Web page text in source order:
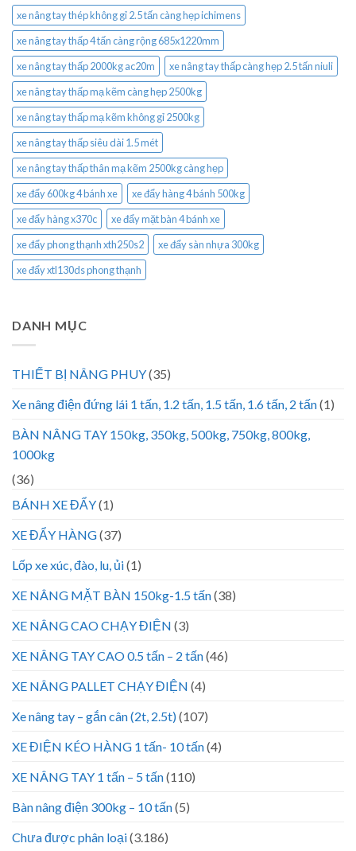
xe nâng tay thép không gỉ 2.5 tấn càng hẹp ichimens
xe nâng tay thấp 4 tấn càng rộng 685x1220mm
xe nâng tay thấp 2000kg ac20m
xe nâng tay thấp càng hẹp 2.5 tấn niuli
xe nâng tay thấp mạ kẽm càng hẹp 2500kg
xe nâng tay thấp mạ kẽm không gỉ 2500kg
xe nâng tay thấp siêu dài 1.5 mét
xe nâng tay thấp thân mạ kẽm 2500kg càng hẹp
xe đẩy 600kg 4 bánh xe
xe đẩy hàng 4 bánh 500kg
xe đẩy hàng x370c
xe đẩy mặt bàn 4 bánh xe
xe đẩy phong thạnh xth250s2
xe đẩy sàn nhựa 300kg
xe đẩy xtl130ds phong thạnh
DANH MỤC
THIẾT BỊ NÂNG PHUY(35)
Xe nâng điện đứng lái 1 tấn, 1.2 tấn, 1.5 tấn, 1.6 tấn, 2 tấn(1)
BÀN NÂNG TAY 150kg, 350kg, 500kg, 750kg, 800kg,
1000kg
(36)
BÁNH XE ĐẨY(1)
XE ĐẨY HÀNG(37)
Lốp xe xúc, đào, lu, ủi(1)
XE NÂNG MẶT BÀN 150kg-1.5 tấn(38)
XE NÂNG CAO CHẠY ĐIỆN (3)
XE NÂNG TAY CAO 0.5 tấn – 2 tấn(46)
XE NÂNG PALLET CHẠY ĐIỆN (4)
Xe nâng tay – gắn cân (2t, 2.5t)(107)
XE ĐIỆN KÉO HÀNG 1 tấn- 10 tấn(4)
XE NÂNG TAY 1 tấn – 5 tấn(110)
Bàn nâng điện 300kg – 10 tấn(5)
Chưa được phân loại(3.186)